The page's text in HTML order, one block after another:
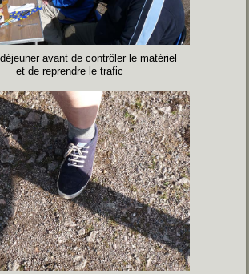
déjeuner avant de contrôler le matériel
et de reprendre le trafic